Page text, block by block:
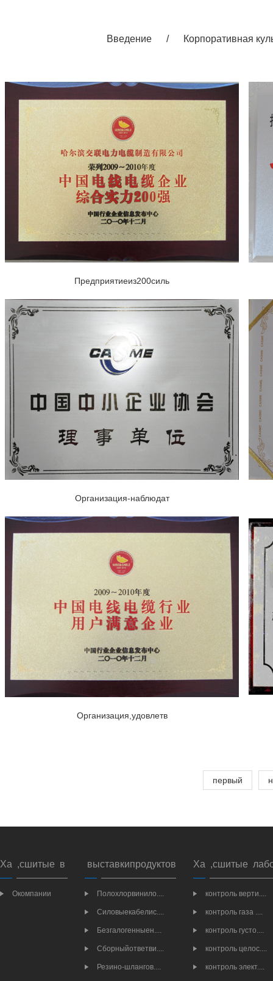
Введение / Корпоративная
Предприятиеиз200силь
Организация-наблюдат
Организация,удовлетв
первый
Ха ,сшитые в
Окомпании
выставкипродуктов
Полохлорвинило....
Силовыекабелис....
Безгалогенныен....
Сборныйответви....
Резино-шлангов....
Ха ,сшитые
контроль верти....
контроль газа ....
контроль густо....
контроль целос....
контроль элект....